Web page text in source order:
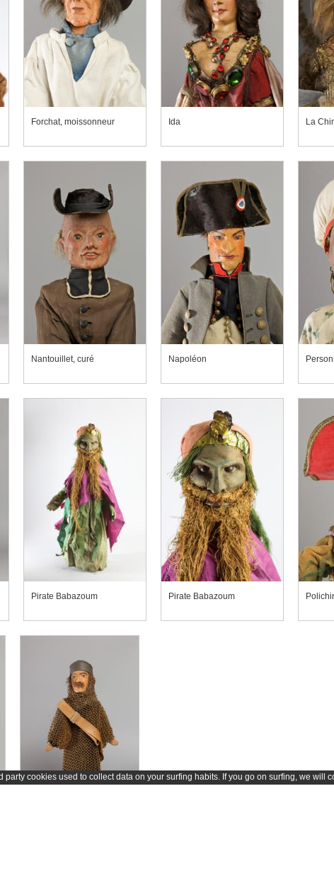
party cookies used to collect data on your surfing habits. If you go on surfing, we will
Forchat, moissonneur Ida La
Nantouillet, curé Napoléon
Pirate Babazoum Pirate Babazoum